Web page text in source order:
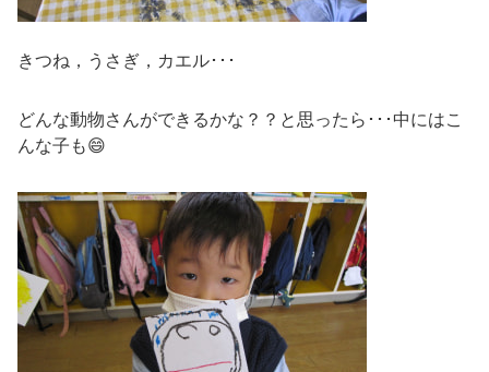
きつね，うさぎ，カエル･･･
どんな動物さんができるかな？？と思ったら･･･中にはこ
んな子も😄